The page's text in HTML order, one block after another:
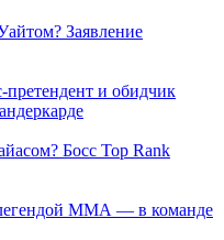
Заявление
и обидчик
Босс Top Rank
ММА — в команде